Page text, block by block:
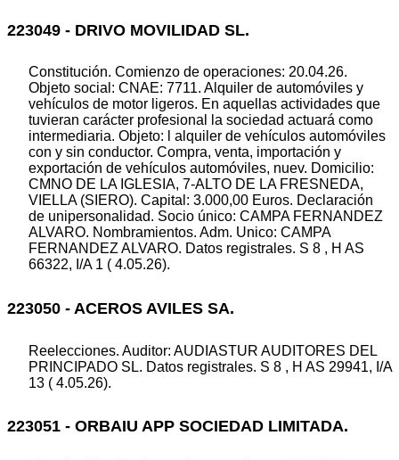
223049 - DRIVO MOVILIDAD SL.
Constitución. Comienzo de operaciones: 20.04.26.
Objeto social: CNAE: 7711. Alquiler de automóviles y
vehículos de motor ligeros. En aquellas actividades que
tuvieran carácter profesional la sociedad actuará como
intermediaria. Objeto: l alquiler de vehículos automóviles
con y sin conductor. Compra, venta, importación y
exportación de vehículos automóviles, nuev. Domicilio:
CMNO DE LA IGLESIA, 7-ALTO DE LA FRESNEDA,
VIELLA (SIERO). Capital: 3.000,00 Euros. Declaración
de unipersonalidad. Socio único: CAMPA FERNANDEZ
ALVARO. Nombramientos. Adm. Unico: CAMPA
FERNANDEZ ALVARO. Datos registrales. S 8 , H AS
66322, I/A 1 ( 4.05.26).
223050 - ACEROS AVILES SA.
Reelecciones. Auditor: AUDIASTUR AUDITORES DEL
PRINCIPADO SL. Datos registrales. S 8 , H AS 29941, I/A
13 ( 4.05.26).
223051 - ORBAIU APP SOCIEDAD LIMITADA.